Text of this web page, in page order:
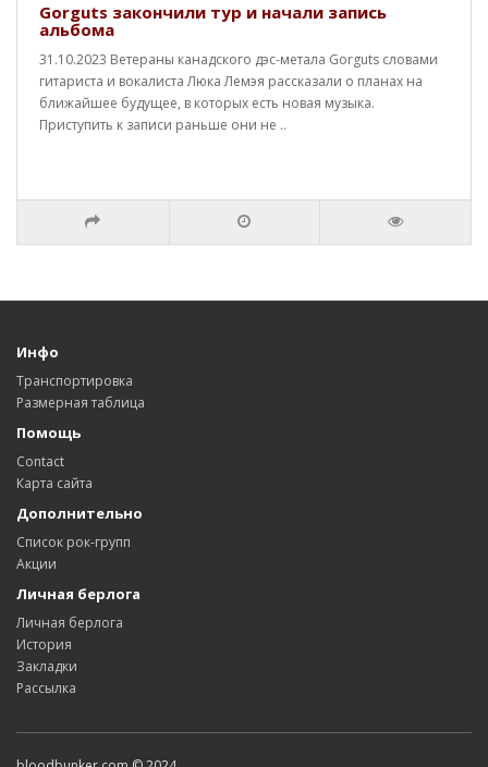
Gorguts закончили тур и начали запись
альбома
31.10.2023 Ветераны канадского дэс-метала Gorguts словами
гитариста и вокалиста Люка Лемэя рассказали о планах на
ближайшее будущее, в которых есть новая музыка.
Приступить к записи раньше они не ..
Инфо
Транспортировка
Размерная таблица
Помощь
Contact
Карта сайта
Дополнительно
Список рок-групп
Акции
Личная берлога
Личная берлога
История
Закладки
Рассылка